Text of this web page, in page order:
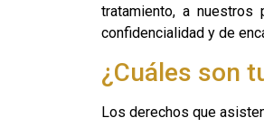
tratamiento, a nuestros
confidencialidad y de
¿Cuáles son
Los derechos que